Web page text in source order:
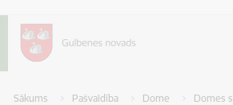
Sākums Pašvaldība Dome Domes